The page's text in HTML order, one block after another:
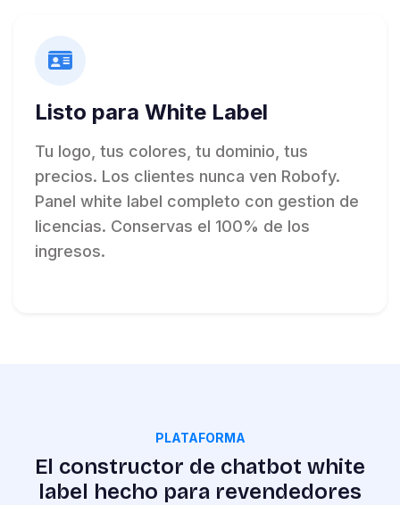
Listo para White Label
Tu logo, tus colores, tu dominio, tus
precios. Los clientes nunca ven Robofy.
Panel white label completo con gestion de
licencias. Conservas el 100% de los
ingresos.
PLATAFORMA
El constructor de chatbot white
label hecho para revendedores